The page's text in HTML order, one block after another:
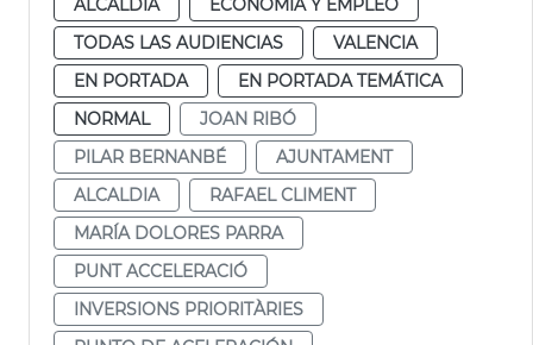
TODAS LAS AUDIENCIAS
VALENCIA
EN PORTADA
EN PORTADA TEMÁTICA
NORMAL
JOAN RIBÓ
PILAR BERNANBÉ
AJUNTAMENT
ALCALDIA
RAFAEL CLIMENT
MARÍA DOLORES PARRA
PUNT ACCELERACIÓ
INVERSIONS PRIORITÀRIES